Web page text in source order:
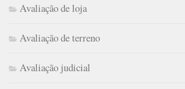
Avaliação de loja
Avaliação de terreno
Avaliação judicial